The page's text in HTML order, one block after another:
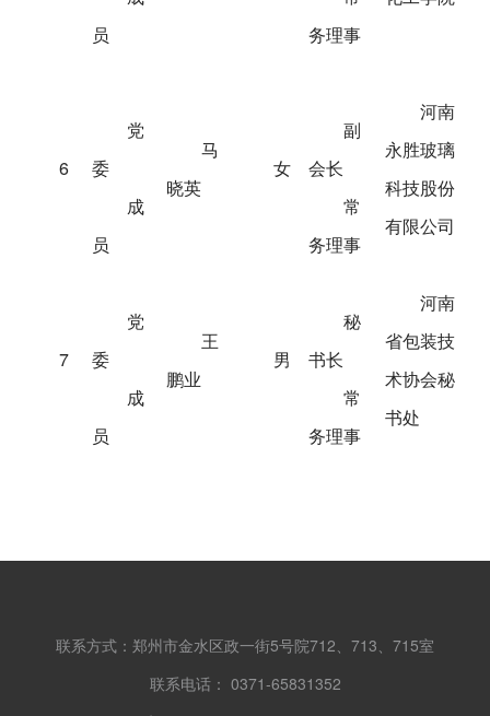
员
务理事
6
党
委
成
员
马
晓英
女
副
会长
常
务理事
河南
永胜玻璃
科技股份
有限公司
7
党
委
成
员
王
鹏业
男
秘
书长
常
务理事
河南
省包装技
术协会秘
书处
联系方式：郑州市金水区政一街5号院712、713、715室
联系电话： 0371-65831352